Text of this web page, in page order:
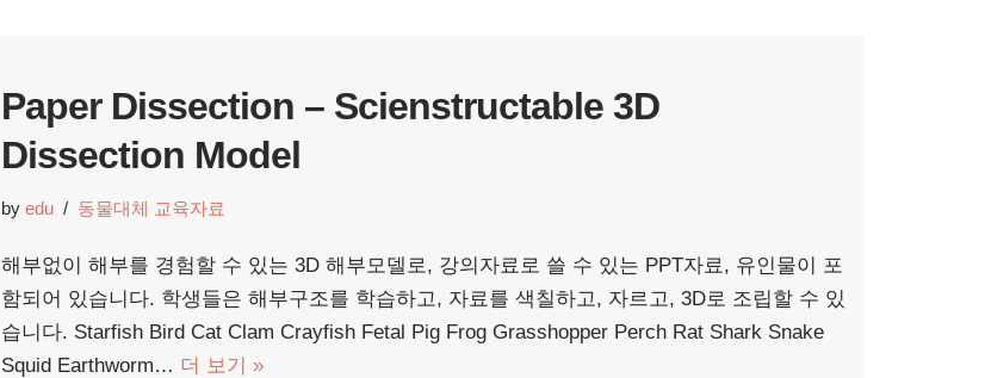
Paper Dissection – Scienstructable 3D
Dissection Model
by edu 동물대체 교육자료
해부없이 해부를 경험할 수 있는 3D 해부모델로, 강의자료로 쓸 수 있는 PPT자료, 유인물이 포
함되어 있습니다. 학생들은 해부구조를 학습하고, 자료를 색칠하고, 자르고, 3D로 조립할 수 있
습니다. Starfish Bird Cat Clam Crayfish Fetal Pig Frog Grasshopper Perch Rat Shark Snake
Squid Earthworm… 더 보기 »